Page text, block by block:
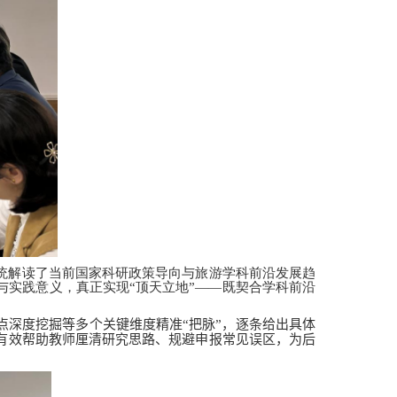
读了当前国家科研政策导向与旅游学科前沿发展趋
实践意义，真正实现“顶天立地”——既契合学科前沿
度挖掘等多个关键维度精准“把脉”，逐条给出具体
帮助教师厘清研究思路、规避申报常见误区，为后